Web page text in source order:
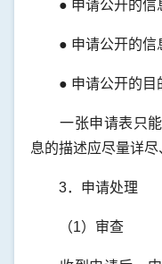
● 申请公开的信
● 申请公开的信
● 申请公开的目
一张申请表只能
息的描述应尽量详尽
3．申请处理
（1）审查